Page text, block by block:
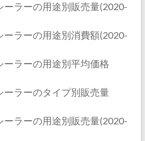
ーラーの用途別販売量(2020-
ーラーの用途別消費額(2020-
ーラーの用途別平均価格
ーラーのタイプ別販売量
ーラーの用途別販売量(2020-